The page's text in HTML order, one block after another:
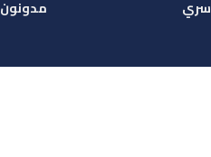
سري مدونون